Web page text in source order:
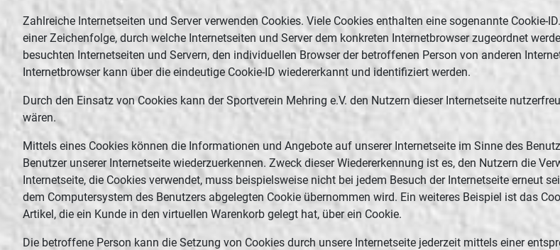
Zahlreiche Internetseiten und Server verwenden Cookies. Viele Cookies enthalten eine sogenannte Cookie-
einer Zeichenfolge, durch welche Internetseiten und Server dem konkreten Internetbrowser zugeordnet
besuchten Internetseiten und Servern, den individuellen Browser der betroffenen Person von anderen
Internetbrowser kann über die eindeutige Cookie-ID wiedererkannt und identifiziert werden.
Durch den Einsatz von Cookies kann der Sportverein Mehring e.V. den Nutzern dieser Internetseite
wären.
Mittels eines Cookies können die Informationen und Angebote auf unserer Internetseite im Sinne des
Benutzer unserer Internetseite wiederzuerkennen. Zweck dieser Wiedererkennung ist es, den Nutzern die
Internetseite, die Cookies verwendet, muss beispielsweise nicht bei jedem Besuch der Internetseite erneut
dem Computersystem des Benutzers abgelegten Cookie übernommen wird. Ein weiteres Beispiel ist das
Artikel, die ein Kunde in den virtuellen Warenkorb gelegt hat, über ein Cookie.
Die betroffene Person kann die Setzung von Cookies durch unsere Internetseite jederzeit mittels einer